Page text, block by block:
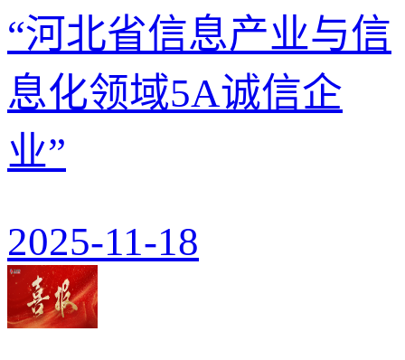
“河北省信息产业与信
息化领域5A诚信企
业”
2025-11-18